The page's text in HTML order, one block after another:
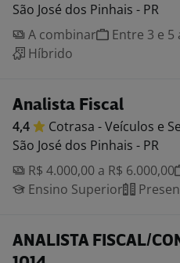
São José dos Pinhais - PR
A combinar
Entre 3 e 5
Híbrido
Analista Fiscal
4,4 Cotrasa - Veículos e
São José dos Pinhais - PR
R$ 4.000,00 a R$ 6.000,00
Ensino Superior
ANALISTA FISCAL/